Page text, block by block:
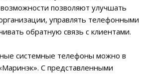
позволяют улучшать
управлять телефонными
обратную связь с клиентами.
системные телефоны можно в
С представленными